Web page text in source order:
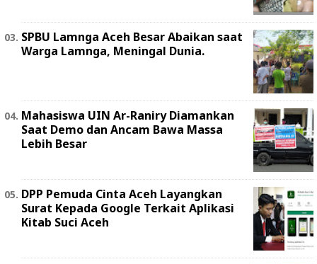
SPBU Lamnga Aceh Besar Abaikan saat
Warga Lamnga, Meningal Dunia.
Mahasiswa UIN Ar-Raniry Diamankan
Saat Demo dan Ancam Bawa Massa
Lebih Besar
DPP Pemuda Cinta Aceh Layangkan
Surat Kepada Google Terkait Aplikasi
Kitab Suci Aceh